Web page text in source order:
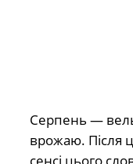
Серпень —
врожаю. Після
сенсі цього